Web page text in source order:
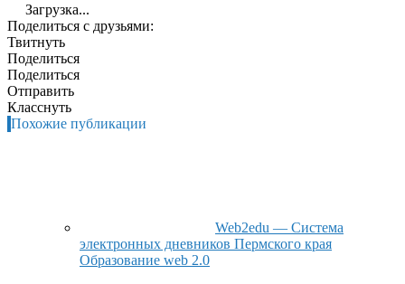
Загрузка...
Поделиться с друзьями:
Твитнуть
Поделиться
Поделиться
Отправить
Класснуть
Похожие публикации
Web2edu — Система
электронных дневников Пермского края
Образование web 2.0